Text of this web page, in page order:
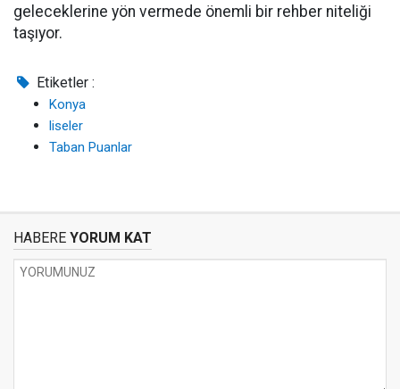
geleceklerine yön vermede önemli bir rehber niteliği
taşıyor.
Etiketler :
Konya
liseler
Taban Puanlar
HABERE YORUM KAT